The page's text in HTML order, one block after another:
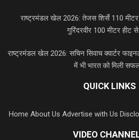
राष्ट्रमंडल खेल 2026: तेजस शिर्से 110
गुरिंदरवीर 100 मीटर हीट से
राष्ट्रमंडल खेल 2026: सचिन सिवाच क्वार्टर
में भी भारत को मिली
QUICK LINKS
Home About Us Advertise with Us
VIDEO